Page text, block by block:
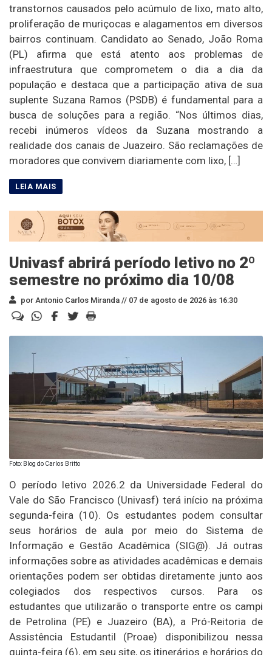
transtornos causados pelo acúmulo de lixo, mato alto,
proliferação de muriçocas e alagamentos em diversos
bairros continuam. Candidato ao Senado, João Roma
(PL) afirma que está atento aos problemas de
infraestrutura que comprometem o dia a dia da
população e destaca que a participação ativa de sua
suplente Suzana Ramos (PSDB) é fundamental para a
busca de soluções para a região. “Nos últimos dias,
recebi inúmeros vídeos da Suzana mostrando a
realidade dos canais de Juazeiro. São reclamações de
moradores que convivem diariamente com lixo, […]
Univasf abrirá período letivo no 2º
semestre no próximo dia 10/08
por Antonio Carlos Miranda // 07 de agosto de 2026 às 16:30
Foto: Blog do Carlos Britto
O período letivo 2026.2 da Universidade Federal do
Vale do São Francisco (Univasf) terá início na próxima
segunda-feira (10). Os estudantes podem consultar
seus horários de aula por meio do Sistema de
Informação e Gestão Acadêmica (SIG@). Já outras
informações sobre as atividades acadêmicas e demais
orientações podem ser obtidas diretamente junto aos
colegiados dos respectivos cursos. Para os
estudantes que utilizarão o transporte entre os campi
de Petrolina (PE) e Juazeiro (BA), a Pró-Reitoria de
Assistência Estudantil (Proae) disponibilizou nessa
quinta-feira (6), em seu site, os itinerários e horários do